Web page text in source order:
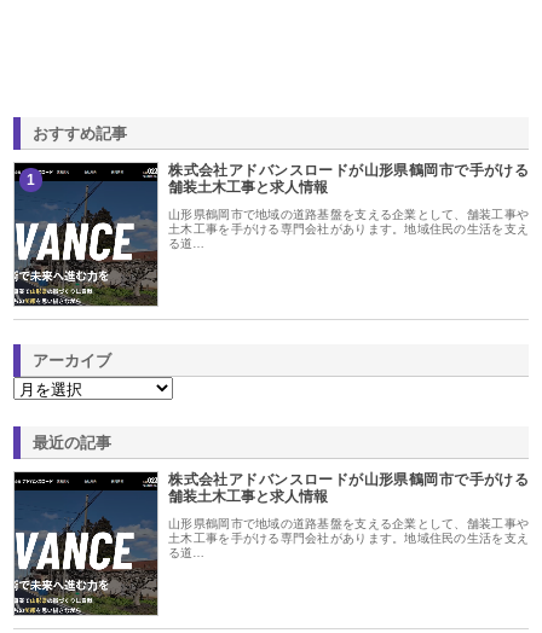
おすすめ記事
1
株式会社アドバンスロードが山形県鶴岡市で手がける
舗装土木工事と求人情報
山形県鶴岡市で地域の道路基盤を支える企業として、舗装工事や
土木工事を手がける専門会社があります。地域住民の生活を支え
る道…
アーカイブ
最近の記事
株式会社アドバンスロードが山形県鶴岡市で手がける
舗装土木工事と求人情報
山形県鶴岡市で地域の道路基盤を支える企業として、舗装工事や
土木工事を手がける専門会社があります。地域住民の生活を支え
る道…